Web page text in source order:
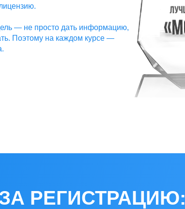
— не просто дать информацию,
Поэтому на каждом курсе —
РЕГИСТРАЦИЮ: